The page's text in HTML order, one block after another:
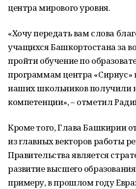
центра мирового уровня.
«Хочу передать вам слова
учащихся Башкортостана за
пройти обучение по
программам центра «Сириус»
наших школьников получили
компетенции»,– отметил
Кроме того, Глава Башкирии
из главных векторов работы
Правительства является
развитие высшего
примеру, в прошлом году